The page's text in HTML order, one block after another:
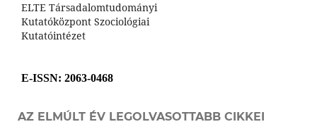
ELTE Társadalomtudományi
Kutatóközpont Szociológiai
Kutatóintézet
E-ISSN: 2063-0468
AZ ELMÚLT ÉV LEGOLVASOTTABB CIKKEI